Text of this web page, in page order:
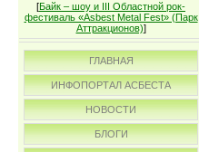
[Байк – шоу и III Областной рок-
фестиваль «Asbest Metal Fest» (Парк
Аттракционов)]
ГЛАВНАЯ
ИНФОПОРТАЛ АСБЕСТА
НОВОСТИ
БЛОГИ